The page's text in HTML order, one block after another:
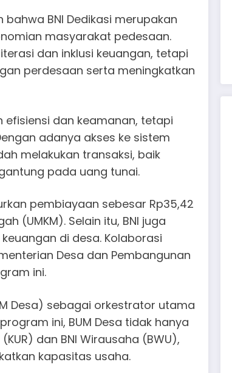
BNI Dedikasi merupakan
masyarakat pedesaan.
dan inklusi keuangan, tetapi
perdesaan serta meningkatkan
dan keamanan, tetapi
adanya akses ke sistem
melakukan transaksi, baik
pada uang tunai.
pembiayaan sebesar Rp35,42
(UMKM). Selain itu, BNI juga
di desa. Kolaborasi
Desa dan Pembangunan
ini.
Desa) sebagai orkestrator utama
ini, BUM Desa tidak hanya
dan BNI Wirausaha (BWU),
kapasitas usaha.